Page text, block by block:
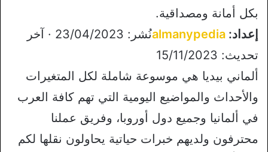
بكل أمانة ومصداقية.
إعداد: almanypedia
نُشر: 23/04/2023 · آخر
تحديث: 15/11/2023
ألماني بيديا هي موسوعة شاملة لكل المتغيرات
والأحداث والمواضيع اليومية التي تهم كافة العرب
في ألمانيا وجميع دول أوروبا، وفريق عملنا
محترفون ولديهم خبرات حياتية يحاولون نقلها لكم